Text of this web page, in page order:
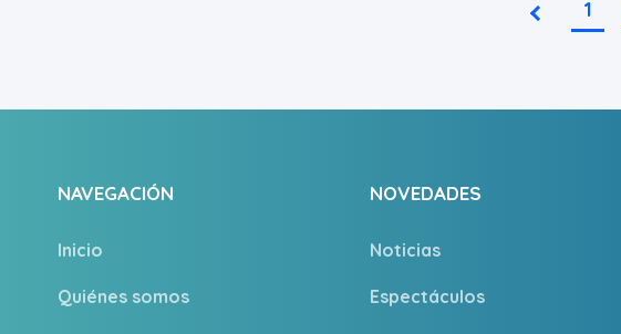
1
NAVEGACIÓN
Inicio
Quiénes somos
NOVEDADES
Noticias
Espectáculos